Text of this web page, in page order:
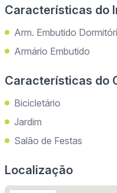
Características do
Arm. Embutido
Armário Embutido
Características do
Bicicletário
Jardim
Salão de Festas
Localização